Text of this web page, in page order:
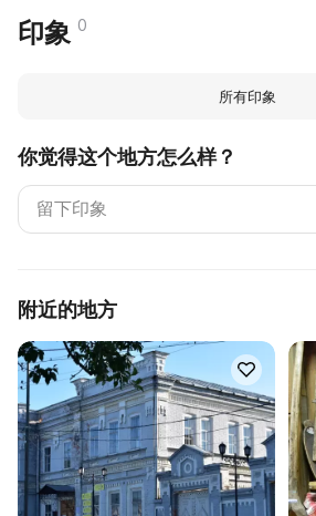
印象 0
所有印象
你觉得这个地方怎么样？
附近的地方